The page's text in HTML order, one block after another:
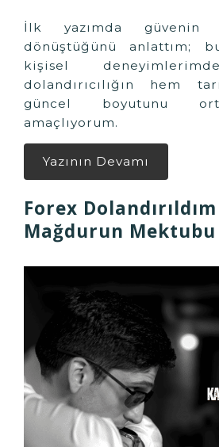
İlk yazımda güvenin
dönüştüğünü anlattım;
kişisel
dolandırıcılığın hem
güncel boyutunu
amaçlıyorum.
Yazının Devamı
Forex
Mağdurun Mektubu